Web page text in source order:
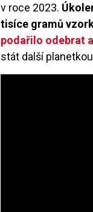
v roce 2023.
tisíce gramů
podařilo odebrat
stát další